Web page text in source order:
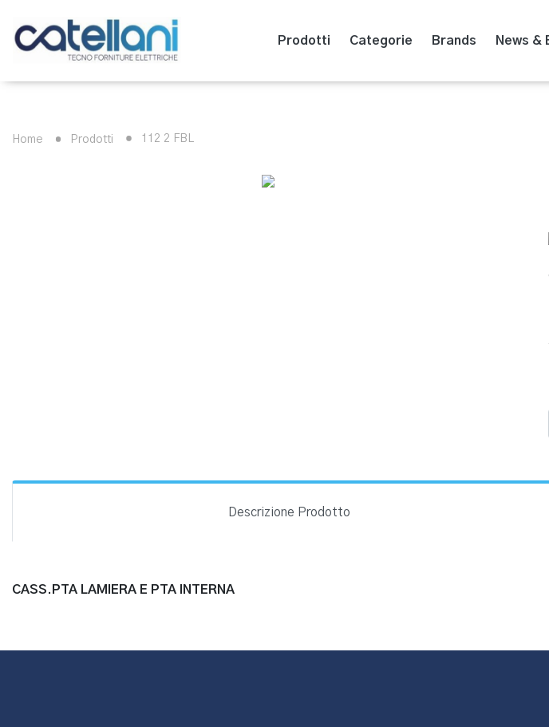
Prodotti Categorie Brands News &
Home Prodotti 112 2 FBL
Descrizione Prodotto
CASS.PTA LAMIERA E PTA INTERNA